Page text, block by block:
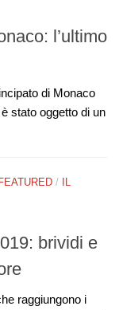
l’ultimo
di Monaco
stato oggetto di un
FEATURED /
brividi e
raggiungono i